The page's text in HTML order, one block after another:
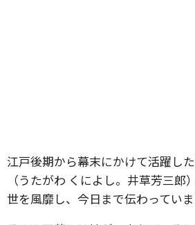
江戸後期から幕末にかけて活躍し
（うたがわ くによし。井草芳三郎
世を風靡し、今日まで伝わっていま